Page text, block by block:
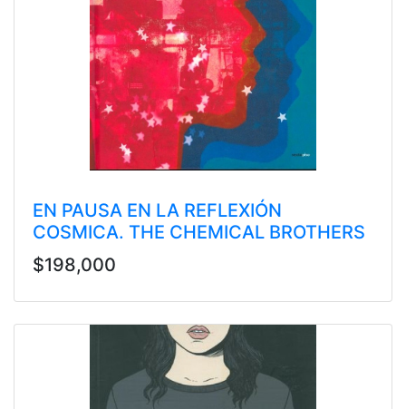
EN PAUSA EN LA REFLEXIÓN
COSMICA. THE CHEMICAL BROTHERS
$198,000